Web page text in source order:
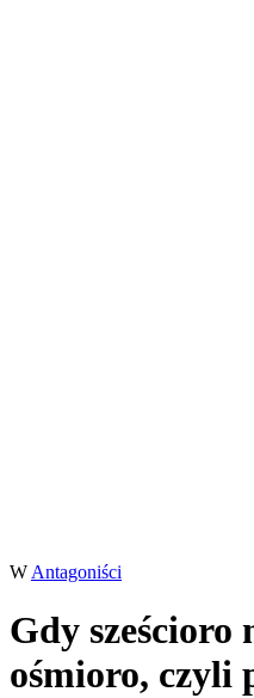
W Antagoniści
Gdy sześcioro
ośmioro, czyli